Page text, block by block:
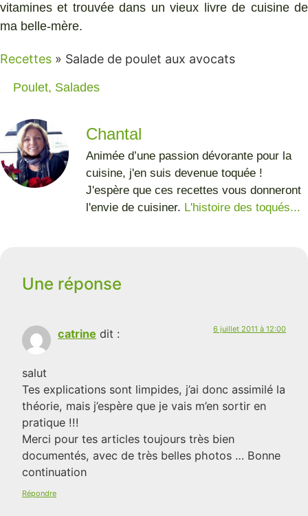
vitamines et trouvée dans un vieux livre de cuisine de
ma belle-mère.
Recettes » Salade de poulet aux avocats
Poulet, Salades
Chantal
Animée d’une passion dévorante pour la
cuisine, j'en suis devenue toquée !
J'espère que ces recettes vous donneront
l'envie de cuisiner. L'histoire des toqués...
Une réponse
catrine dit : 6 juillet 2011 à 12:00
salut
Tes explications sont limpides, j’ai donc assimilé la
théorie, mais j’espère que je vais m’en sortir en
pratique !!!
Merci pour tes articles toujours très bien
documentés, avec de très belles photos … Bonne
continuation
Répondre